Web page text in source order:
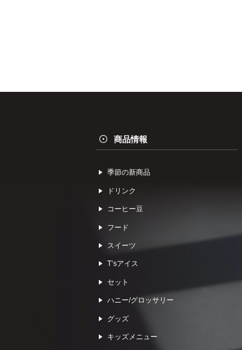
商品情報
季節の新商品
ドリンク
コーヒー⾖
フード
スイーツ
Tʼsアイス
セット
ハニー/グロッサリー
グッズ
キッズメニュー